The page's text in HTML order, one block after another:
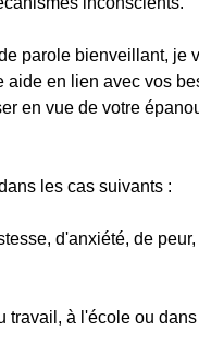
parole bienveillant, je
en lien avec vos
en vue de votre
les cas suivants :
d'anxiété, de
travail, à l'école ou